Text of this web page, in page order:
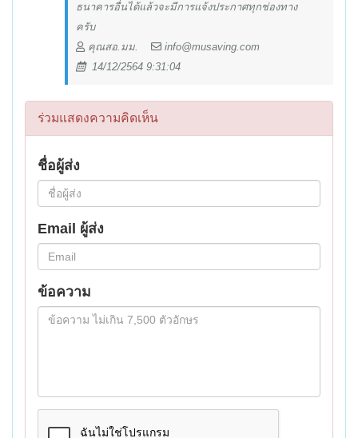
ธนาคารอื่นได้แล้วจะมีการแจ้งประกาศทุกช่องทาง
ครับ
คุณสอ.มม.
info@musaving.com
14/12/2564 9:31:04
ร่วมแสดงความคิดเห็น
ชื่อผู้ส่ง
Email ผู้ส่ง
ข้อความ